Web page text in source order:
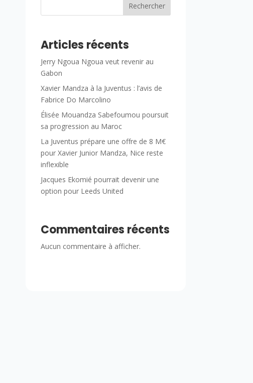
Rechercher
Articles récents
Jerry Ngoua Ngoua veut revenir au
Gabon
Xavier Mandza à la Juventus : l’avis de
Fabrice Do Marcolino
Élisée Mouandza Sabefoumou poursuit
sa progression au Maroc
La Juventus prépare une offre de 8 M€
pour Xavier Junior Mandza, Nice reste
inflexible
Jacques Ekomié pourrait devenir une
option pour Leeds United
Commentaires récents
Aucun commentaire à afficher.